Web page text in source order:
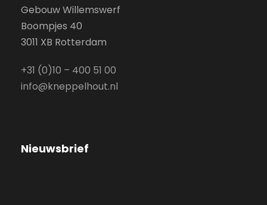
Gebouw Willemswerf
Boompjes 40
3011 XB Rotterdam
+31 (0)10 – 400 51 00
info@kneppelhout.nl
Nieuwsbrief